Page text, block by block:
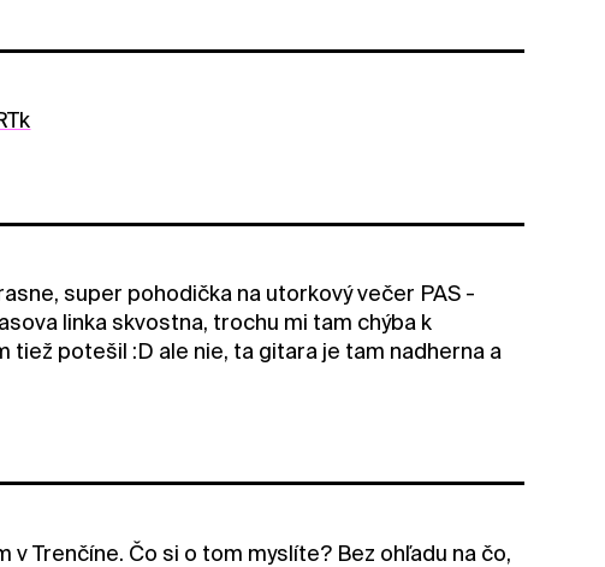
super pohodička na utorkový večer PAS -
linka skvostna, trochu mi tam chýba k
tiež potešil :D ale nie, ta gitara je tam nadherna a
Trenčíne. Čo si o tom myslíte? Bez ohľadu na čo,